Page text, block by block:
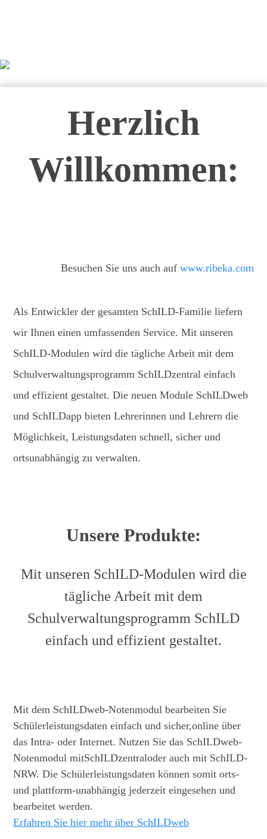
Herzlich
Willkommen:
Besuchen Sie uns auch auf www.r ibeka.com
Als Entwickler der gesamten SchILD-Familie liefern
wir Ihnen einen umfassenden Service. Mit unseren
SchILD-Modulen wird die tägliche Arbeit mit dem
Schulverwaltungsprogramm SchILDzentral einfach
und effizient gestaltet. Die neuen Module SchILDweb
und SchILDapp bieten Lehrerinnen und Lehrern die
Möglichkeit, Leistungsdaten schnell, sicher und
ortsunabhängig zu verwalten.
Unsere Produkte:
Mit unseren SchILD-Modulen wird die
tägliche Arbeit mit dem
Schulverwaltungsprogramm SchILD
einfach und effizient gestaltet.
Mit dem SchILDweb-Notenmodul bearbeiten Sie
Schülerleistungsdaten einfach und sicher,online über
das Intra- oder Internet. Nutzen Sie das SchILDweb-
Notenmodul mitSchILDzentraloder auch mit SchILD-
NRW. Die Schülerleistungsdaten können somit orts-
und plattform-unabhängig jederzeit eingesehen und
bearbeitet werden.
Erfahren Sie hier mehr über SchILDweb​